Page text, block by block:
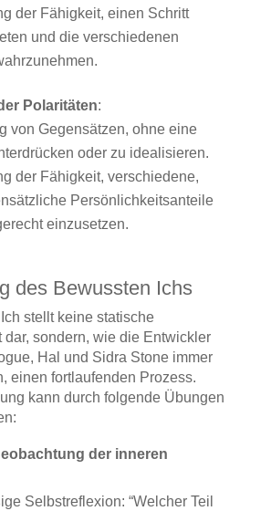
der Fähigkeit, einen Schritt
und die verschiedenen
Polaritäten:
von Gegensätzen, ohne eine
oder zu idealisieren.
der Fähigkeit, verschiedene,
Persönlichkeitsanteile
einzusetzen.
des Bewussten Ichs
stellt keine statische
dar, sondern, wie die Entwickler
Hal und Sidra Stone immer
einen fortlaufenden Prozess.
kann durch folgende Übungen
der inneren
Selbstreflexion: “Welcher Teil